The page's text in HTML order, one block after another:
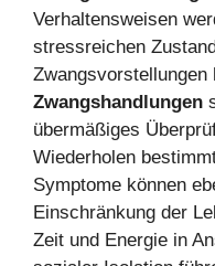
Verhaltensweisen
stressreichen
Zwangshandlungen
übermäßiges
Wiederholen
Symptome können
Einschränkung der
Zeit und Energie in